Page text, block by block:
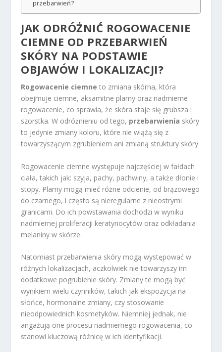
przebarwień?
JAK ODRÓŻNIĆ ROGOWACENIE
CIEMNE OD PRZEBARWIEŃ
SKÓRY NA PODSTAWIE
OBJAWÓW I LOKALIZACJI?
Rogowacenie ciemne to zmiana skórna, która
obejmuje ciemne, aksamitne plamy oraz nadmierne
rogowacenie, co sprawia, że skóra staje się grubsza i
szorstka. W odróżnieniu od tego, przebarwienia skóry
to jedynie zmiany koloru, które nie wiążą się z
towarzyszącym zgrubieniem ani zmianą struktury skóry.
Rogowacenie ciemne występuje najczęściej w fałdach
ciała, takich jak: szyja, pachy, pachwiny, a także dłonie i
stopy. Plamy mogą mieć różne odcienie, od brązowego
do czarnego, i często są nieregularne z nieostrymi
granicami. Do ich powstawania dochodzi w wyniku
nadmiernej proliferacji keratynocytów oraz odkładania
melaniny w skórze.
Natomiast przebarwienia skóry mogą występować w
różnych lokalizacjach, aczkolwiek nie towarzyszy im
dodatkowe pogrubienie skóry. Zmiany te mogą być
wynikiem wielu czynników, takich jak ekspozycja na
słońce, hormonalne zmiany, czy stosowanie
nieodpowiednich kosmetyków. Niemniej jednak, nie
angażują one procesu nadmiernego rogowacenia, co
stanowi kluczową różnicę w ich identyfikacji.